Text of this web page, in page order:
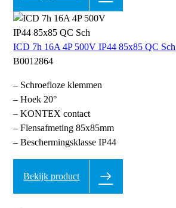
ICD 7h 16A 4P 500V IP44 85x85 QC Sch
B0012864
– Schroefloze klemmen
– Hoek 20°
– KONTEX contact
– Flensafmeting 85x85mm
– Beschermingsklasse IP44
Bekijk product